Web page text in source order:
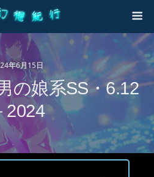
年6月15日
の娘系SS・6.12
2024